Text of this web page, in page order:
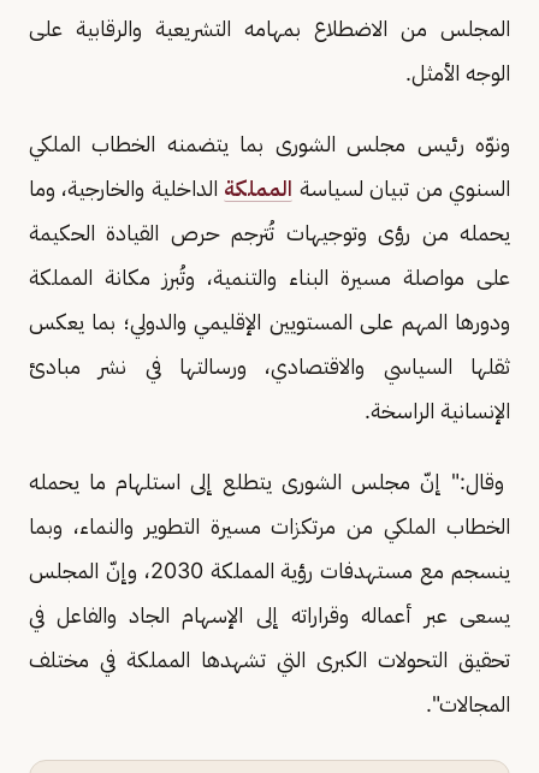
المجلس من الاضطلاع بمهامه التشريعية والرقابية على
الوجه الأمثل.
ونوّه رئيس مجلس الشورى بما يتضمنه الخطاب الملكي
السنوي من تبيان لسياسة المملكة الداخلية والخارجية، وما
يحمله من رؤى وتوجيهات تُترجم حرص القيادة الحكيمة
على مواصلة مسيرة البناء والتنمية، وتُبرز مكانة المملكة
ودورها المهم على المستويين الإقليمي والدولي؛ بما يعكس
ثقلها السياسي والاقتصادي، ورسالتها في نشر مبادئ
الإنسانية الراسخة.
وقال:" إنّ مجلس الشورى يتطلع إلى استلهام ما يحمله
الخطاب الملكي من مرتكزات مسيرة التطوير والنماء، وبما
ينسجم مع مستهدفات رؤية المملكة 2030، وإنّ المجلس
يسعى عبر أعماله وقراراته إلى الإسهام الجاد والفاعل في
تحقيق التحولات الكبرى التي تشهدها المملكة في مختلف
المجالات".